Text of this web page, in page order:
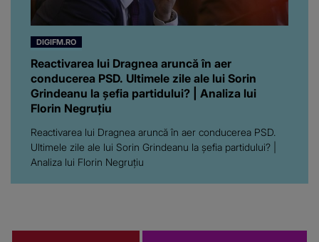
DIGIFM.RO
Reactivarea lui Dragnea aruncă în aer
conducerea PSD. Ultimele zile ale lui Sorin
Grindeanu la șefia partidului? | Analiza lui
Florin Negruțiu
Reactivarea lui Dragnea aruncă în aer conducerea PSD.
Ultimele zile ale lui Sorin Grindeanu la șefia partidului? |
Analiza lui Florin Negruțiu